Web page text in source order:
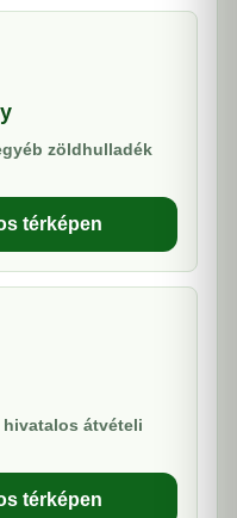
zöldhulladék
térképen
átvételi
térképen